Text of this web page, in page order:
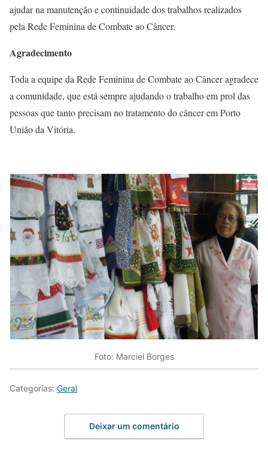
ajudar na manutenção e continuidade dos trabalhos realizados
pela Rede Feminina de Combate ao Câncer.
Agradecimento
Toda a equipe da Rede Feminina de Combate ao Câncer agradece
a comunidade, que está sempre ajudando o trabalho em prol das
pessoas que tanto precisam no tratamento do câncer em Porto
União da Vitória.
Foto: Marciel Borges
Categorias: Geral
Deixar um comentário